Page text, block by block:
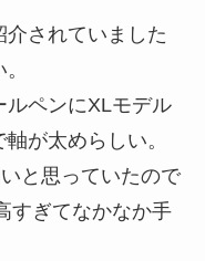
されていました
ルペンにXLモデル
が太めらしい。
と思っていたので
すぎてなかなか手